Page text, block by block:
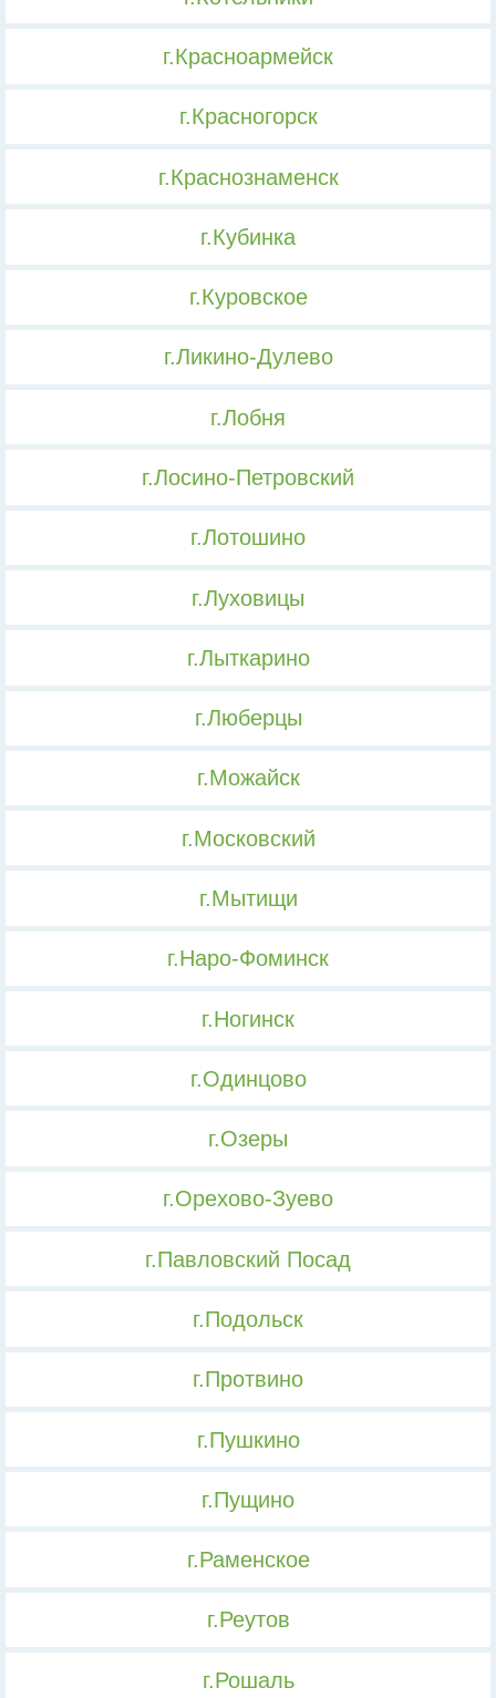
г.Красноармейск
г.Красногорск
г.Краснознаменск
г.Кубинка
г.Куровское
г.Ликино-Дулево
г.Лобня
г.Лосино-Петровский
г.Лотошино
г.Луховицы
г.Лыткарино
г.Люберцы
г.Можайск
г.Московский
г.Мытищи
г.Наро-Фоминск
г.Ногинск
г.Одинцово
г.Озеры
г.Орехово-Зуево
г.Павловский Посад
г.Подольск
г.Протвино
г.Пушкино
г.Пущино
г.Раменское
г.Реутов
г.Рошаль